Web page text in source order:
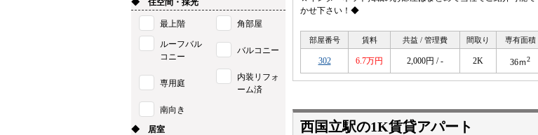
かせ下さい！◆
部屋番号 賃料 共益 / 管理費 間取り 専有面積
302 6.7万円 2,000円 / - 2K 36ｍ2
西国立駅の1K賃貸アパート
◆ 住空間・採光
最上階 角部屋
ルーフバル
コニー
バルコニー
専用庭
内装リフォ
ーム済
南向き
◆ 居室